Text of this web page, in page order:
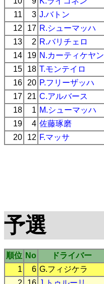
11
3 J.バトン
12
17 R.シューマッハ
13
2 R.バリチェロ
14
19 N.カーティケヤン
15
18 T.モンテイロ
16
20 P.フリーザッハ
17
21 C.アルバース
18
1 M.シューマッハ
19
4 佐藤琢磨
20
12 F.マッサ
予選
順位 No ドライバー
1
6 G.フィジケラ